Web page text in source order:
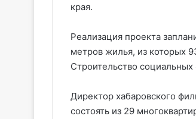
края.
Реализация проекта
метров жилья, из которых
Строительство социальных
Директор хабаровского
состоять из 29